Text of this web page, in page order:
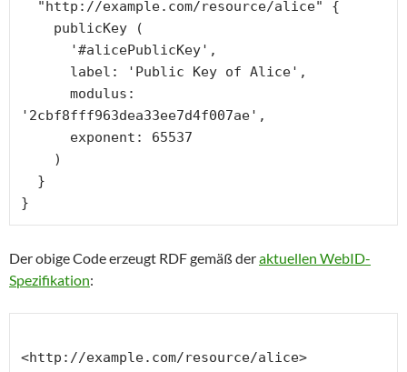
'2cbf8fff963dea33ee7d4f007ae',
}
Der obige Code erzeugt RDF gemäß deraktuellen WebID-
Spezifikation:
<http://example.com/resource/alice>